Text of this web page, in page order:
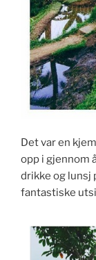
Det var en
opp i gjennom
drikke og lunsj
fantastiske